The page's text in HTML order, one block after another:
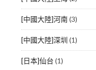
[中國大陸]河南(3)
[中國大陸]深圳 (1)
[日本]仙台 (1)